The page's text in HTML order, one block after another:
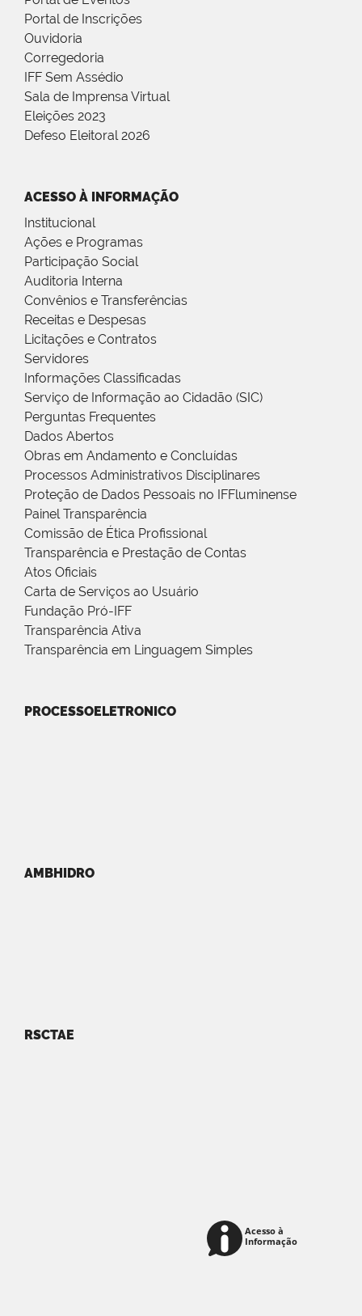
Portal de Inscrições
Ouvidoria
Corregedoria
IFF Sem Assédio
Sala de Imprensa Virtual
Eleições 2023
Defeso Eleitoral 2026
ACESSO À INFORMAÇÃO
Institucional
Ações e Programas
Participação Social
Auditoria Interna
Convênios e Transferências
Receitas e Despesas
Licitações e Contratos
Servidores
Informações Classificadas
Serviço de Informação ao Cidadão (SIC)
Perguntas Frequentes
Dados Abertos
Obras em Andamento e Concluídas
Processos Administrativos Disciplinares
Proteção de Dados Pessoais no IFFluminense
Painel Transparência
Comissão de Ética Profissional
Transparência e Prestação de Contas
Atos Oficiais
Carta de Serviços ao Usuário
Fundação Pró-IFF
Transparência Ativa
Transparência em Linguagem Simples
PROCESSOELETRONICO
AMBHIDRO
RSCTAE